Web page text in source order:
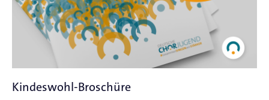
Kindeswohl-Broschüre